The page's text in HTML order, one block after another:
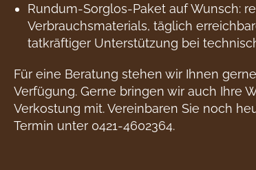
Rundum-Sorglos-Paket auf Wunsch:
Verbrauchsmaterials, täglich
tatkräftiger Unterstützung bei
Für eine Beratung stehen wir Ihnen
Verfügung. Gerne bringen wir auch Ihre
Verkostung mit. Vereinbaren Sie noch
Termin unter 0421-4602364.